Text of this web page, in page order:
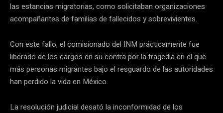
las estancias migratorias, como solicitaban organizaciones
acompañantes de familias de fallecidos y sobrevivientes.
Con este fallo, el comisionado del INM prácticamente fue
liberado de los cargos en su contra por la tragedia en el que
más personas migrantes bajo el resguardo de las autoridades
han perdido la vida en México.
La resolución judicial desató la inconformidad de los